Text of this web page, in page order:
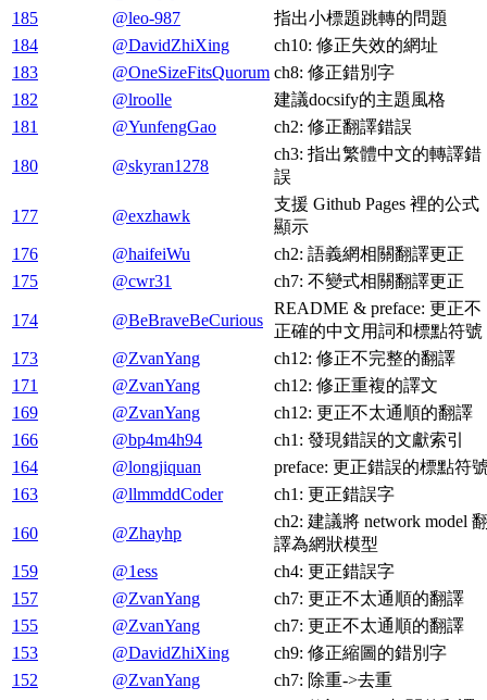
185
@leo-987
指出小標題跳轉的問題
184
@DavidZhiXing
ch10: 修正失效的網址
183
@OneSizeFitsQuorum ch8: 修正錯別字
182
@lroolle
建議docsify的主題風格
181
@YunfengGao ch2: 修正翻譯錯誤
180 @skyran1278
ch3: 指出繁體中文的轉譯錯
誤
177 @exzhawk
支援 Github Pages 裡的公式
顯示
176
@haifeiWu
ch2: 語義網相關翻譯更正
175
@cwr31 ch7: 不變式相關翻譯更正
174 @BeBraveBeCurious
README & preface: 更正不
正確的中文用詞和標點符號
173
@ZvanYang
ch12: 修正不完整的翻譯
171
@ZvanYang
ch12: 修正重複的譯文
169
@ZvanYang
ch12: 更正不太通順的翻譯
166
@bp4m4h94
ch1: 發現錯誤的文獻索引
164
@longjiquan
preface: 更正錯誤的標點符
163
@llmmddCoder ch1: 更正錯誤字
160 @Zhayhp
ch2: 建議將 network model
譯為網狀模型
159
@1ess
ch4: 更正錯誤字
157
@ZvanYang
ch7: 更正不太通順的翻譯
155
@ZvanYang
ch7: 更正不太通順的翻譯
153
@DavidZhiXing
ch9: 修正縮圖的錯別字
152
@ZvanYang
ch7: 除重->去重